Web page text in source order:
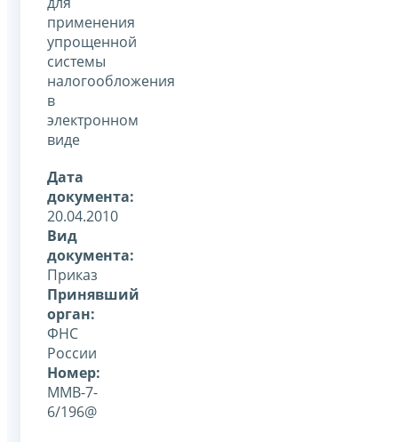
применения
упрощенной
системы
налогообложения
в
электронном
виде
Дата
документа:
20.04.2010
Вид
документа:
Приказ
Принявший
орган:
ФНС
России
Номер:
ММВ-7-
6/196@